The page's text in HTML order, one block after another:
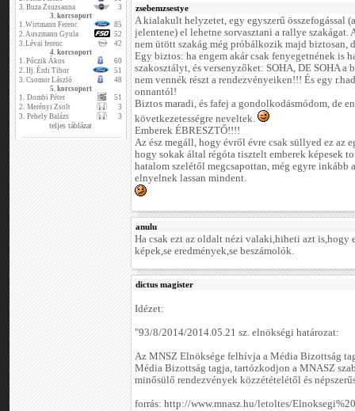
3. Buza Zsuzsanna
3
3. korcsoport
1.Wirtmann Ferenc
85
2.Auszmann Gyula
52
3.Lévai ferenc
42
4. korcsoport
1. Póczik Ákos
60
2. Ifj. Érdi Tibor
51
3. Csomor László
48
5. korcsoport
1. Dombi Péter
51
2. Merényi Zsolt
3
3. Pehely Balázs 3
teljes táblázat
zsebemzsestye
A kialakult helyzetet, egy egyszerű
jelentene) el lehetne sorvasztani a rallye szakágat.
nem ütött szakág még próbálkozik majd biztosan,
Egy biztos: ha engem akár csak fenyegetnének is
szakosztályt, és versenyzőket: SOHA, DE SOHA a
nem vennék részt a rendezvényeiken!!! És egy
onnantól!
Biztos maradi, és fafej a gondolkodásmódom, de
következetességre neveltek.
Emberek ÉBRESZTŐ!!!!
Az ész megáll, hogy évről évre csak süllyed ez az
hogy sokak által régóta tisztelt emberek képesek
hatalom szelétől megcsapottan, még egyre
elnyelnek lassan mindent.
anulu
Ha csak ezt az oldalt nézi valaki,hiheti azt is,hogy
képek,se eredmények,se beszámolók.
dictus magister
Idézet:
"93/8/2014/2014.05.21 sz. elnökségi határozat:
Az MNSZ Elnöksége felhívja a Média Bizottság
Média Bizottság tagja, tartózkodjon a MNASZ
minősülő rendezvények közzétételétől és
forrás: http://www.mnasz.hu/letoltes/